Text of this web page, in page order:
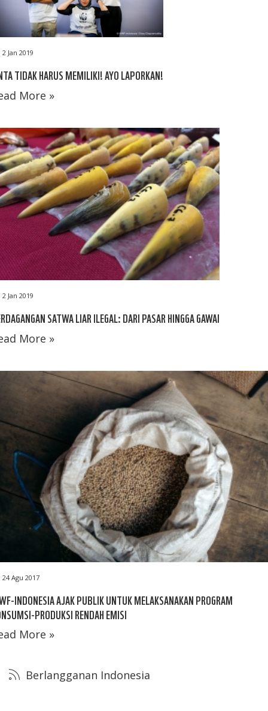
2 Jan 2019
TIDAK HARUS MEMILIKI! AYO LAPORKAN!
More »
2 Jan 2019
SATWA LIAR ILEGAL: DARI PASAR HINGGA GAWAI
More »
24 Agu 2017
INDONESIA AJAK PUBLIK UNTUK MELAKSANAKAN PROGRAM
PRODUKSI RENDAH EMISI
More »
Berlangganan Indonesia